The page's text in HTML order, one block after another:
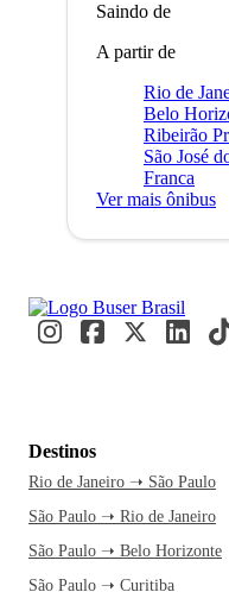
Saindo de
A partir de
Rio de
Belo
Ribeirão
São José
Franca
Ver mais ônibus
Destinos
Rio de Janeiro ➝ São Paulo
São Paulo ➝ Rio de Janeiro
São Paulo ➝ Belo Horizonte
São Paulo ➝ Curitiba